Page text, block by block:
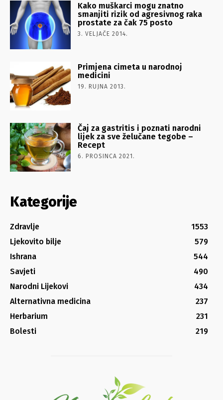
Kako muškarci mogu znatno
smanjiti rizik od agresivnog raka
prostate za čak 75 posto
3. VELJAČE 2014.
Primjena cimeta u narodnoj
medicini
19. RUJNA 2013.
Čaj za gastritis i poznati narodni
lijek za sve želučane tegobe –
Recept
6. PROSINCA 2021.
Kategorije
Zdravlje
1553
Ljekovito bilje
579
Ishrana
544
Savjeti
490
Narodni Lijekovi
434
Alternativna medicina
237
Herbarium
231
Bolesti
219